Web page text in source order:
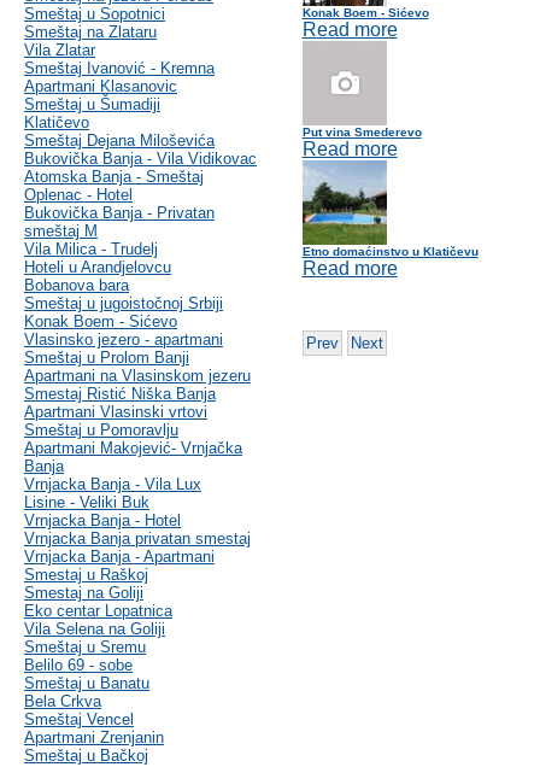
Smeštaj u Sopotnici
Smeštaj na Zlataru
Vila Zlatar
Smeštaj Ivanović - Kremna
Apartmani Klasanovic
Smeštaj u Šumadiji
Klatičevo
Smeštaj Dejana Miloševića
Bukovička Banja - Vila Vidikovac
Atomska Banja - Smeštaj
Oplenac - Hotel
Bukovička Banja - Privatan
smeštaj M
Vila Milica - Trudelj
Hoteli u Arandjelovcu
Bobanova bara
Smeštaj u jugoistočnoj Srbiji
Konak Boem - Sićevo
Vlasinsko jezero - apartmani
Smeštaj u Prolom Banji
Apartmani na Vlasinskom jezeru
Smestaj Ristić Niška Banja
Apartmani Vlasinski vrtovi
Smeštaj u Pomoravlju
Apartmani Makojević- Vrnjačka
Banja
Vrnjacka Banja - Vila Lux
Lisine - Veliki Buk
Vrnjacka Banja - Hotel
Vrnjacka Banja privatan smestaj
Vrnjacka Banja - Apartmani
Smestaj u Raškoj
Smestaj na Goliji
Eko centar Lopatnica
Vila Selena na Goliji
Smeštaj u Sremu
Belilo 69 - sobe
Smeštaj u Banatu
Bela Crkva
Smeštaj Vencel
Apartmani Zrenjanin
Smeštaj u Bačkoj
Konak Boem - Sićevo
Read more
Put vina Smederevo
Read more
Etno domaćinstvo u Klatičevu
Read more
Prev Next